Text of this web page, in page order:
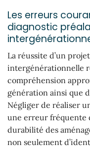
Les erreurs
diagnostic
La réussite d’un
intergénérationnelle
compréhension
génération ainsi que
Négliger de réaliser
une erreur fréquente
durabilité des
non seulement